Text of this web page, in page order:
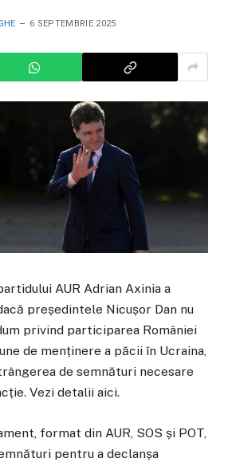
6 SEPTEMBRIE 2025
AUR Adrian Axinia a
președintele Nicușor Dan nu
privind participarea României
de menținere a păcii în Ucraina,
de semnături necesare
Vezi detalii aici.
format din AUR, SOS și POT,
pentru a declanșa